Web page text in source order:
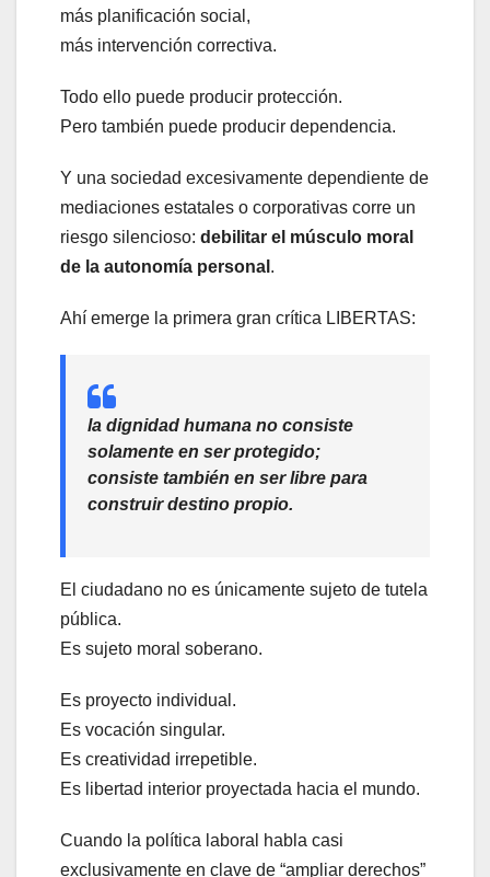
más planificación social,
más intervención correctiva.
Todo ello puede producir protección.
Pero también puede producir dependencia.
Y una sociedad excesivamente dependiente de
mediaciones estatales o corporativas corre un
riesgo silencioso: debilitar el músculo moral
de la autonomía personal .
Ahí emerge la primera gran crítica LIBERTAS:
la dignidad humana no consiste
solamente en ser protegido;
consiste también en ser libre para
construir destino propio.
El ciudadano no es únicamente sujeto de tutela
pública.
Es sujeto moral soberano.
Es proyecto individual.
Es vocación singular.
Es creatividad irrepetible.
Es libertad interior proyectada hacia el mundo.
Cuando la política laboral habla casi
exclusivamente en clave de “ampliar derechos”